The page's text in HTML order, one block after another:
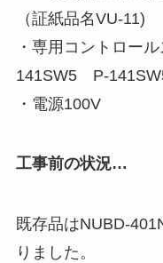
（証紙品名VU-11)
・専用コントロー
141SW5 P-
・電源100V
工事前の状況…
既存品はNUBD-
りました。